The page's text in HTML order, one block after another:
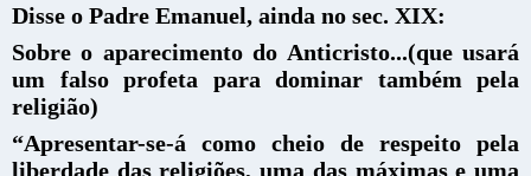
Disse o Padre Emanuel, ainda no sec. XIX:
Sobre o aparecimento do Anticristo...(que usará
um falso profeta para dominar também pela
religião)
“Apresentar-se-á como cheio de respeito pela
liberdade das religiões, uma das máximas e uma